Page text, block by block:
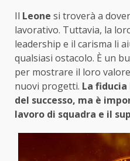
Il Leone si troverà a
lavorativo. Tuttavia, la
leadership e il carisma li
qualsiasi ostacolo. È un
per mostrare il loro
nuovi progetti. La fiducia
del successo, ma è
lavoro di squadra e il